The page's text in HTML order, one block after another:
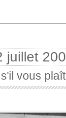
juillet
vous